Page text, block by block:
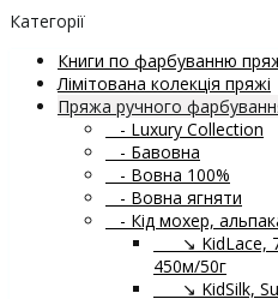
Категорії
Книги по фарбуванню
Лімітована колекція пряжі
Пряжа ручного
- Luxury Collection
- Бавовна
- Вовна 100%
- Вовна ягняти
- Кід мохер,
↘ KidLace,
450м/50г
↘ KidSilk,